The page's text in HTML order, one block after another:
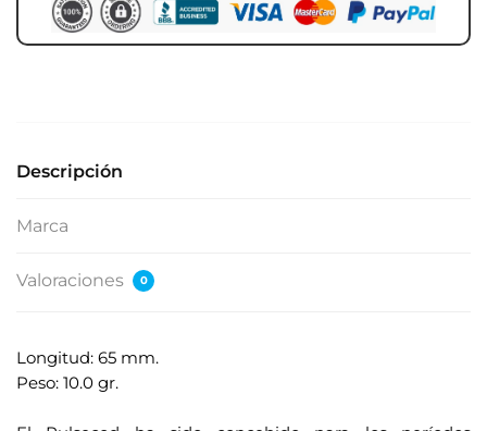
Descripción
Marca
Valoraciones 0
Longitud: 65 mm.
Peso: 10.0 gr.